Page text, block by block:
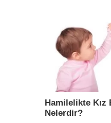
Hamilelikte
Nelerdir?